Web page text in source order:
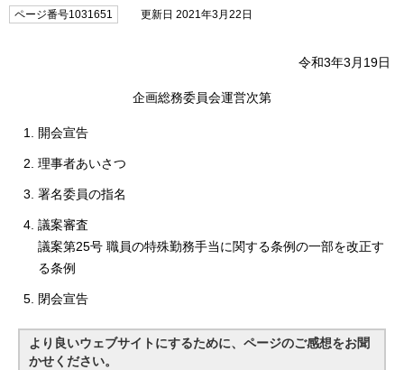
ページ番号1031651 更新日 2021年3月22日
令和3年3月19日
企画総務委員会運営次第
開会宣告
理事者あいさつ
署名委員の指名
議案審査
議案第25号 職員の特殊勤務手当に関する条例の一部を改正す
る条例
閉会宣告
より良いウェブサイトにするために、ページのご感想をお聞
かせください。